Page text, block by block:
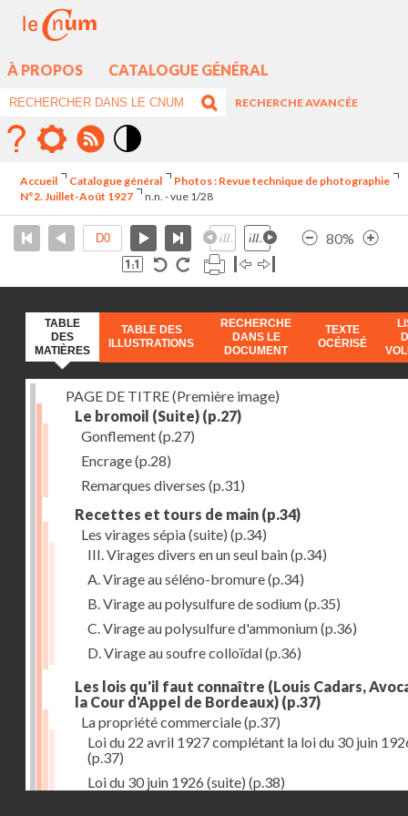
À PROPOS CATALOGUE GÉNÉRAL
RECHERCHE AVANCÉE
élévé
Accueil Catalogue général
Photos : Revue technique de photographie
N°2. Juillet-Août 1927
n.n. - vue 1/28
80%
TABLE
DES
MATIÈRES
TABLE DES
ILLUSTRATIONS
RECHERCHE
DANS LE
DOCUMENT
TEXTE
OCÉRISÉ
PAGE DE TITRE (Première image)
Le bromoil (Suite) (p.27)
Gonflement(p.27)
Encrage(p.28)
Remarques diverses (p.31)
Recettes et tours de main (p.34)
Les virages sépia (suite) (p.34)
III. Virages divers en un seul bain(p.34)
A. Virage au séléno-bromure(p.34)
B. Virage au polysulfure de sodium(p.35)
C. Virage au polysulfure d'ammonium(p.36)
D. Virage au soufre colloïdal(p.36)
Les lois qu'il faut connaître (Louis Cadars,
la Cour d'Appel de Bordeaux) (p.37)
La propriété commerciale(p.37)
Loi du 22 avril 1927 complétant la loi du 30 juin
(p.37)
Loi du 30 juin 1926 (suite) (p.38)